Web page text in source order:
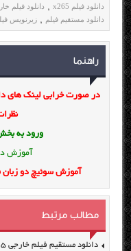
دانلود فیلم x265 , دانلود فیلم
دانلود مستقیم فیلم , زیرنویس
راهنما
در صورت خرابی لینک های
ورود به
آموزش
آموزش سوئیچ دو زبان
مطالب مرتبط
دانلود مستقیم فیلم خارجی Man Down 2015 از سرور سایت